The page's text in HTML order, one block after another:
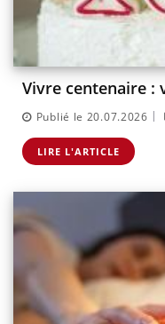
Vivre centenaire :
Publié le 20.07.2026 |
LIRE L'ARTICLE